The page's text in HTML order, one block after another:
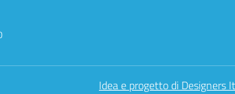
Idea e progetto di Designers